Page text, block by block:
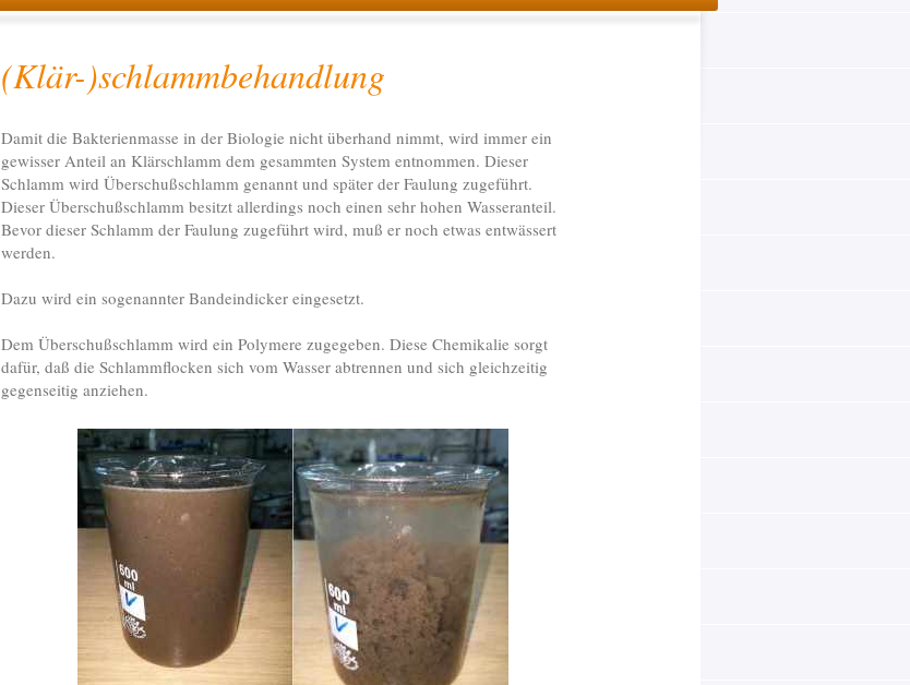
(Klär-)schlammbehandlung
Damit die Bakterienmasse in der Biologie nicht überhand nimmt, wird immer ein
gewisser Anteil an Klärschlamm dem gesammten System entnommen. Dieser
Schlamm wird Überschußschlamm genannt und später der Faulung zugeführt.
Dieser Überschußschlamm besitzt allerdings noch einen sehr hohen Wasseranteil.
Bevor dieser Schlamm der Faulung zugeführt wird, muß er noch etwas entwässert
werden.
Dazu wird ein sogenannter Bandeindicker eingesetzt.
Dem Überschußschlamm wird ein Polymere zugegeben. Diese Chemikalie sorgt
dafür, daß die Schlammflocken sich vom Wasser abtrennen und sich gleichzeitig
gegenseitig anziehen.